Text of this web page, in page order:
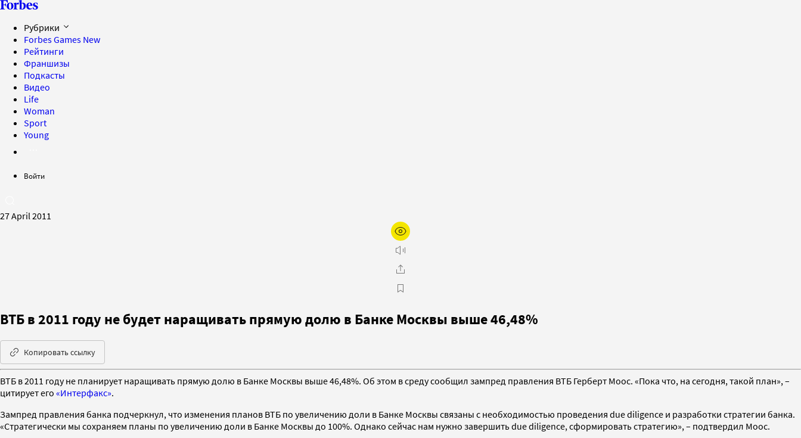
Рубрики
Forbes Games New
Рейтинги
Франшизы
Подкасты
Видео
Life
Woman
Sport
Young
Войти
27 April 2011
ВТБ в 2011 году не будет наращивать прямую долю в Банке Москвы выше 46,48%
Копировать ссылку
ВТБ в 2011 году не планирует наращивать прямую долю в Банке Москвы выше 46,48%. Об этом в среду сообщил зампред правления ВТБ Герберт Моос. «Пока что, на сегодня, такой план», –
цитирует его «Интерфакс».
Зампред правления банка подчеркнул, что изменения планов ВТБ по увеличению доли в Банке Москвы связаны с необходимостью проведения due diligence и разработки стратегии банка.
«Стратегически мы сохраняем планы по увеличению доли в Банке Москвы до 100%. Однако сейчас нам нужно завершить due diligence, сформировать стратегию», – подтвердил Моос.